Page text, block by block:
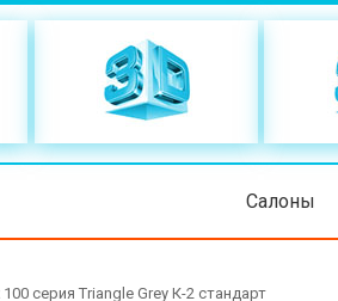
Салоны
серия Triangle Grey К-2 стандарт